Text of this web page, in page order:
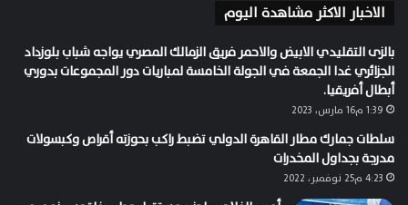
الاخبار الاكثر مشاهدة اليوم
بالزى التقليدي الابيض والاحمر فريق الزمالك المصري يواجه شباب بلوزداد
الجزائري غدا الجمعة في الجولة الخامسة لمباريات دور المجموعات بدوري
أبطال أفريقيا.
1:39 م16 مارس، 2023
سلطات جمارك مطار القاهرة الدولي تضبط راكب بحوزته أقراص وكبسولات
مدرجة بجداول المخدرات
4:23 م25 نوفمبر، 2022